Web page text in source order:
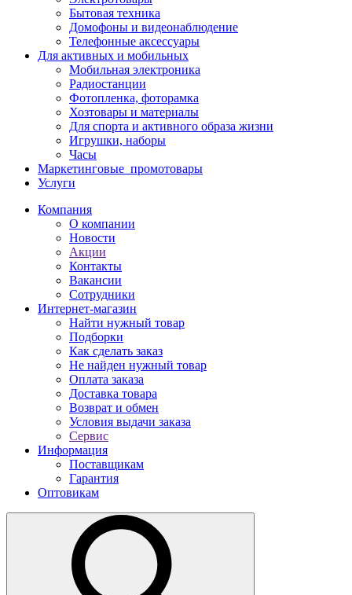
Бытовая техника
Домофоны и видеонаблюдение
Телефонные аксессуары
Для активных и мобильных
Мобильная электроника
Радиостанции
Фотопленка, фоторамка
Хозтовары и материалы
Для спорта и активного образа жизни
Игрушки, наборы
Часы
Маркетинговые_промотовары
Услуги
Компания
О компании
Новости
Акции
Контакты
Вакансии
Сотрудники
Интернет-магазин
Найти нужный товар
Подборки
Как сделать заказ
Не найден нужный товар
Оплата заказа
Доставка товара
Возврат и обмен
Условия выдачи заказа
Сервис
Информация
Поставщикам
Гарантия
Оптовикам